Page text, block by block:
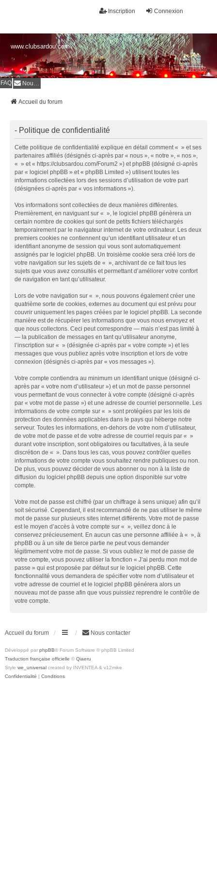
Connexion
Inscription
www.clubsardou.com
FAQ Nous contacter
Accueil du forum
- Politique de confidentialité
Cette politique de confidentialité explique en détail comment « » et ses
partenaires affiliés (désignés ci-après par « nous », « notre », « nos »,
« » et « https://clubsardou.com/Forum2 ») et phpBB (désigné ci-après
par « logiciel phpBB » et « phpBB Limited ») utilisent toutes les
informations collectées lors des sessions d’utilisation de votre part
(désignées ci-après par « vos informations »).
Vos informations sont collectées de deux manières différentes.
Premièrement, en naviguant sur « », le logiciel phpBB génèrera un
certain nombre de cookies qui sont de petits fichiers téléchargés
temporairement par le navigateur internet de votre ordinateur. Les deux
premiers cookies ne contiennent qu’un identifiant utilisateur et un
identifiant anonyme de session qui vous sont automatiquement
assignés par le logiciel phpBB. Un troisième cookie sera créé lors de
votre navigation sur les sujets de « », archivant de ce fait tous les
sujets que vous avez consultés et permettant d’améliorer votre confort
de navigation en tant qu’utilisateur.
Lors de votre navigation sur « », nous pouvons également créer une
quatrième sorte de cookies, externes au document qui est prévu pour
couvrir uniquement les pages créées par le logiciel phpBB. La seconde
manière est de récupérer les informations que vous nous envoyez et
que nous collectons. Ceci peut correspondre — mais n’est pas limité à
— la publication de messages en tant qu’utilisateur anonyme,
l’inscription sur « » (désignée ci-après par « votre compte ») et les
messages que vous publiez après votre inscription et lors de votre
connexion (désignés ci-après par « vos messages »).
Votre compte contiendra au minimum un identifiant unique (désigné ci-
après par « votre nom d’utilisateur ») et un mot de passe personnel
vous permettant de vous connecter à votre compte (désigné ci-après
par « votre mot de passe ») et une adresse de courriel personnelle. Les
informations de votre compte sur « » sont protégées par les lois de
protection des données applicables dans le pays qui héberge notre
serveur. Toutes les informations, en-dehors de votre nom d’utilisateur,
de votre mot de passe et de votre adresse de courriel requis par « »
durant votre inscription, sont obligatoires ou facultatives, à la seule
discrétion de « ». Dans tous les cas, vous pouvez contrôler quelles
informations de votre compte vous souhaitez rendre publiques ou non.
De plus, vous pouvez décider de vous abonner ou non à la liste de
diffusion du logiciel phpBB depuis une option disponible sur votre
compte.
Votre mot de passe est chiffré (par un chiffrage à sens unique) afin qu’il
soit sécurisé. Cependant, il est recommandé de ne pas utiliser le même
mot de passe sur plusieurs sites internet différents. Votre mot de passe
est le moyen d’accès à votre compte sur « », veillez donc à le
conservez précieusement. En aucun cas une personne affiliée à « », à
phpBB ou à un site de tierce partie ne peut vous demander
légitimement votre mot de passe. Si vous oubliez le mot de passe de
votre compte, vous pouvez utiliser la fonction « J’ai perdu mon mot de
passe » qui est proposée par défaut sur le logiciel phpBB. Cette
fonctionnalité vous demandera de spécifier votre nom d’utilisateur et
votre adresse de courriel et le logiciel phpBB générera alors un
nouveau mot de passe afin que vous puissiez reprendre le contrôle de
votre compte.
Accueil du forum Nous contacter
Développé par phpBB® Forum Software © phpBB Limited
Traduction française officielle © Qiaeru
Style we_universal created by INVENTEA & v12mike
Confidentialité | Conditions